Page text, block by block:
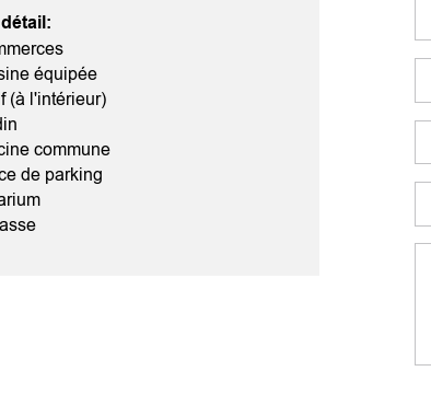
équipée
(à l'intérieur)
commune
de parking